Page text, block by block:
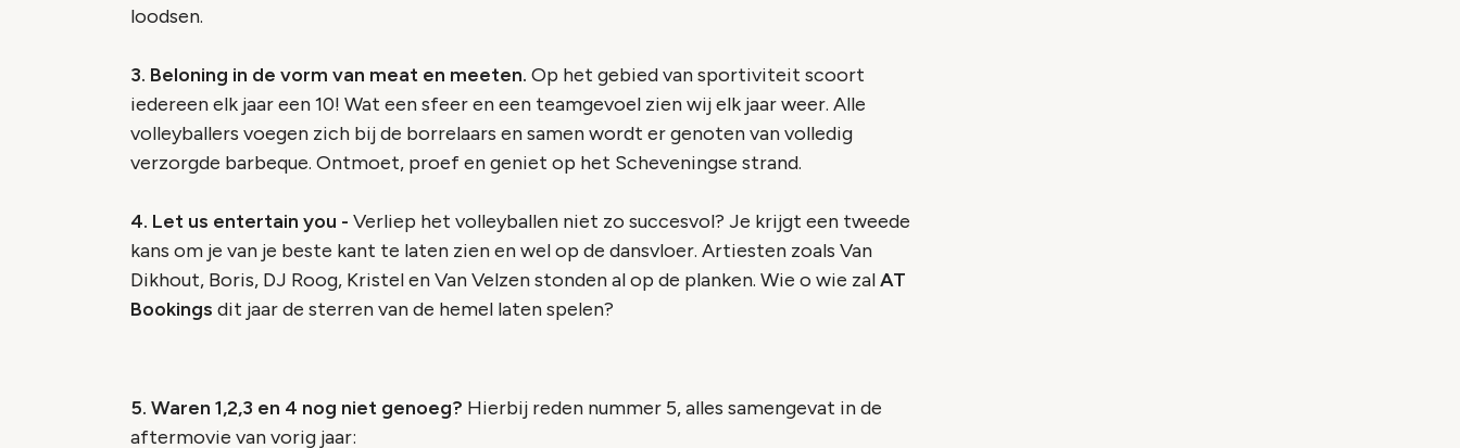
loodsen.
3. Beloning in de vorm van meat en meeten. Op het gebied van sportiviteit scoort
iedereen elk jaar een 10! Wat een sfeer en een teamgevoel zien wij elk jaar weer. Alle
volleyballers voegen zich bij de borrelaars en samen wordt er genoten van volledig
verzorgde barbeque. Ontmoet, proef en geniet op het Scheveningse strand.
4. Let us entertain you - Verliep het volleyballen niet zo succesvol? Je krijgt een tweede
kans om je van je beste kant te laten zien en wel op de dansvloer. Artiesten zoals Van
Dikhout, Boris, DJ Roog, Kristel en Van Velzen stonden al op de planken. Wie o wie zalAT
Bookings dit jaar de sterren van de hemel laten spelen?
5. Waren 1,2,3 en 4 nog niet genoeg? Hierbij reden nummer 5, alles samengevat in de
aftermovie van vorig jaar: